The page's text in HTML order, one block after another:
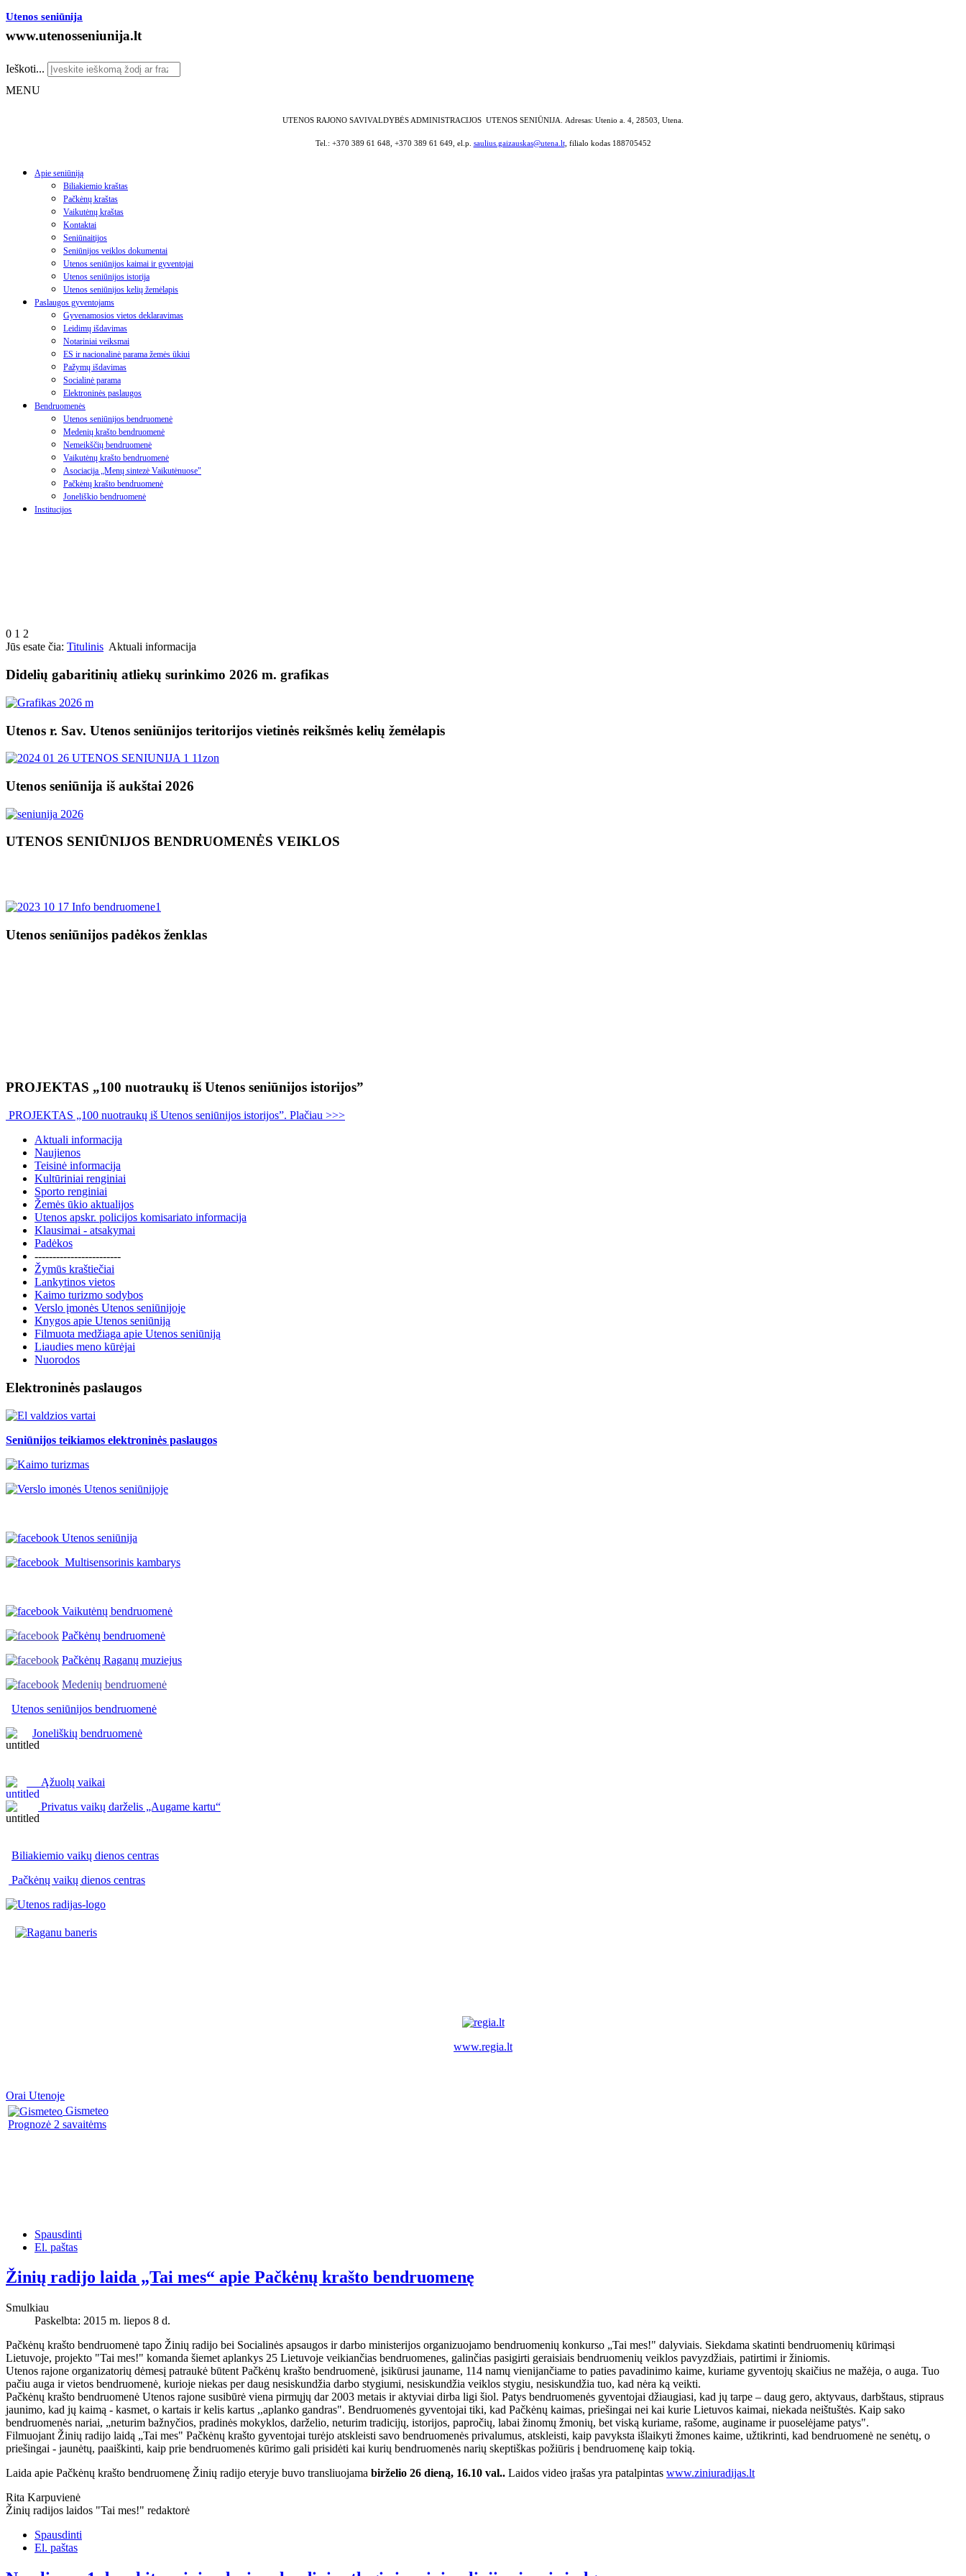
Utenos seniūnija
www.utenosseniunija.lt
Ieškoti...
MENU
UTENOS RAJONO SAVIVALDYBĖS ADMINISTRACIJOS UTENOS SENIŪNIJA. Adresas: Utenio a. 4, 28503, Utena.
Tel.: +370 389 61 648, +370 389 61 649, el.p. saulius.gaizauskas@utena.lt, filialo kodas 188705452
Apie seniūniją
Biliakiemio kraštas
Pačkėnų kraštas
Vaikutėnų kraštas
Kontaktai
Seniūnaitijos
Seniūnijos veiklos dokumentai
Utenos seniūnijos kaimai ir gyventojai
Utenos seniūnijos istorija
Utenos seniūnijos kelių žemėlapis
Paslaugos gyventojams
Gyvenamosios vietos deklaravimas
Leidimų išdavimas
Notariniai veiksmai
ES ir nacionalinė parama žemės ūkiui
Pažymų išdavimas
Socialinė parama
Elektroninės paslaugos
Bendruomenės
Utenos seniūnijos bendruomenė
Medenių krašto bendruomenė
Nemeikščių bendruomenė
Vaikutėnų krašto bendruomenė
Asociacija „Menų sintezė Vaikutėnuose"
Pačkėnų krašto bendruomenė
Joneliškio bendruomenė
Institucijos
0 1 2
Jūs esate čia: Titulinis Aktuali informacija
Didelių gabaritinių atliekų surinkimo 2026 m. grafikas
Utenos r. Sav. Utenos seniūnijos teritorijos vietinės reikšmės kelių žemėlapis
Utenos seniūnija iš aukštai 2026
UTENOS SENIŪNIJOS BENDRUOMENĖS VEIKLOS
Utenos seniūnijos padėkos ženklas
PROJEKTAS „100 nuotraukų iš Utenos seniūnijos istorijos”
PROJEKTAS „100 nuotraukų iš Utenos seniūnijos istorijos”. Plačiau >>>
Aktuali informacija
Naujienos
Teisinė informacija
Kultūriniai renginiai
Sporto renginiai
Žemės ūkio aktualijos
Utenos apskr. policijos komisariato informacija
Klausimai - atsakymai
Padėkos
------------------------
Žymūs kraštiečiai
Lankytinos vietos
Kaimo turizmo sodybos
Verslo įmonės Utenos seniūnijoje
Knygos apie Utenos seniūniją
Filmuota medžiaga apie Utenos seniūniją
Liaudies meno kūrėjai
Nuorodos
Elektroninės paslaugos
Seniūnijos teikiamos elektroninės paslaugos
Utenos seniūnija
Multisensorinis kambarys
Vaikutėnų bendruomenė
Pačkėnų bendruomenė
Pačkėnų Raganų muziejus
Medenių bendruomenė
Utenos seniūnijos bendruomenė
Joneliškių bendruomenė
Ąžuolų vaikai
Privatus vaikų darželis „Augame kartu“
Biliakiemio vaikų dienos centras
Pačkėnų vaikų dienos centras
www.regia.lt
Orai Utenoje
Gismeteo
Prognozė 2 savaitėms
Spausdinti
El. paštas
Žinių radijo laida „Tai mes“ apie Pačkėnų krašto bendruomenę
Smulkiau
Paskelbta: 2015 m. liepos 8 d.
Pačkėnų krašto bendruomenė tapo Žinių radijo bei Socialinės apsaugos ir darbo ministerijos organizuojamo bendruomenių konkurso „Tai mes!" dalyviais. Siekdama skatinti bendruomenių kūrimąsi
Lietuvoje, projekto "Tai mes!" komanda šiemet aplankys 25 Lietuvoje veikiančias bendruomenes, galinčias pasigirti geraisiais bendruomenių veiklos pavyzdžiais, patirtimi ir žiniomis.
Utenos rajone organizatorių dėmesį patraukė būtent Pačkėnų krašto bendruomenė, įsikūrusi jauname, 114 namų vienijančiame to paties pavadinimo kaime, kuriame gyventojų skaičius ne mažėja, o auga. Tuo
pačiu auga ir vietos bendruomenė, kurioje niekas per daug nesiskundžia darbo stygiumi, nesiskundžia veiklos stygiu, nesiskundžia tuo, kad nėra ką veikti.
Pačkėnų krašto bendruomenė Utenos rajone susibūrė viena pirmųjų dar 2003 metais ir aktyviai dirba ligi šiol. Patys bendruomenės gyventojai džiaugiasi, kad jų tarpe – daug gero, aktyvaus, darbštaus, stipraus
jaunimo, kad jų kaimą - kasmet, o kartais ir kelis kartus ,,aplanko gandras". Bendruomenės gyventojai tiki, kad Pačkėnų kaimas, priešingai nei kai kurie Lietuvos kaimai, niekada neištuštės. Kaip sako
bendruomenės nariai, „neturim bažnyčios, pradinės mokyklos, darželio, neturim tradicijų, istorijos, papročių, labai žinomų žmonių, bet viską kuriame, rašome, auginame ir puoselėjame patys".
Filmuojant Žinių radijo laidą „Tai mes" Pačkėnų krašto gyventojai turėjo atskleisti savo bendruomenės privalumus, atskleisti, kaip pavyksta išlaikyti žmones kaime, užtikrinti, kad bendruomenė ne senėtų, o
priešingai - jaunėtų, paaiškinti, kaip prie bendruomenės kūrimo gali prisidėti kai kurių bendruomenės narių skeptiškas požiūris į bendruomenę kaip tokią.
Laida apie Pačkėnų krašto bendruomenę Žinių radijo eteryje buvo transliuojama birželio 26 dieną, 16.10 val.. Laidos video įrašas yra patalpintas www.ziniuradijas.lt
Rita Karpuvienė
Žinių radijos laidos "Tai mes!" redaktorė
Spausdinti
El. paštas